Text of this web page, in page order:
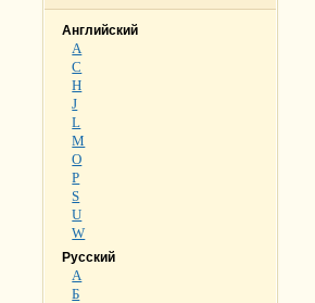
Английский
A
C
H
J
L
M
O
P
S
U
W
Русский
А
Б